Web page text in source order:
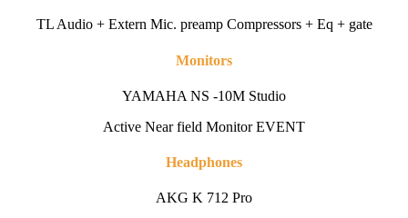
TL Audio + Extern Mic. preamp Compressors + Eq + gate
Monitors
YAMAHA NS -10M Studio
Active Near field Monitor EVENT
Headphones
AKG K 712 Pro